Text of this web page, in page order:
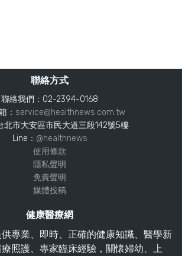
聯絡方式
聯絡我們：02-2394-0168
： service@healthnews.com.tw
北市大安區市民大道三段142號5樓
Line： @healthnews
使用條款
隱私聲明
免責聲明
媒體投稿
健康醫療網
專業、即時、正確的健康知識、醫學新
照護、專家臨床經驗，關懷婦幼、上